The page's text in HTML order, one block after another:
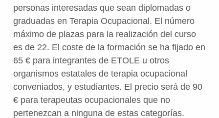
personas interesadas que sean diplomadas o
graduadas en Terapia Ocupacional. El número
máximo de plazas para la realización del curso
es de 22. El coste de la formación se ha fijado en
65 € para integrantes de ETOLE u otros
organismos estatales de terapia ocupacional
conveniados, y estudiantes. El precio será de 90
€ para terapeutas ocupacionales que no
pertenezcan a ninguna de estas categorías.